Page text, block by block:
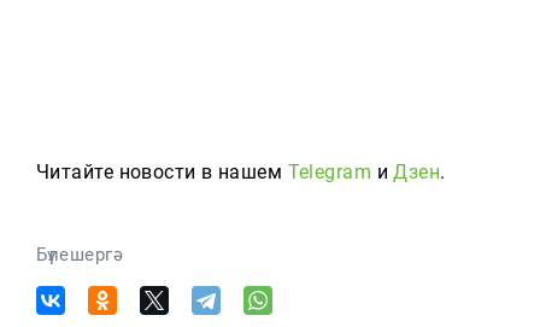
Читайте новости в нашем Telegram иДзен.
Бүлешергә